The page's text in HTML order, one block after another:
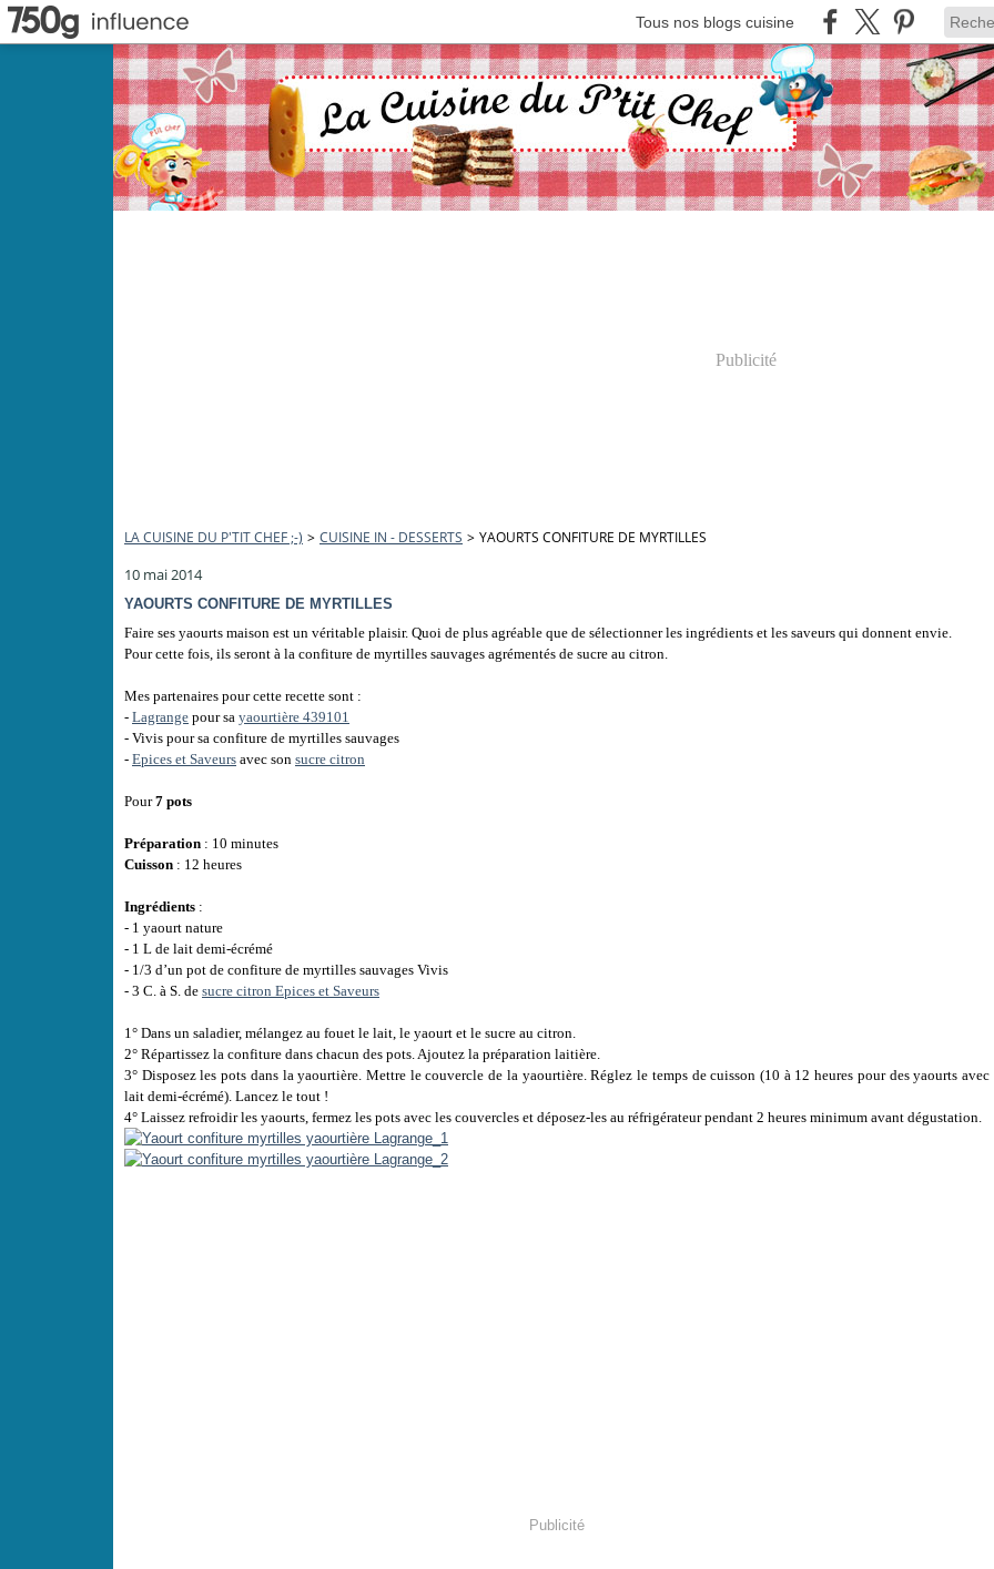
Tous nos blogs cuisine
Publicité
LA CUISINE DU P'TIT CHEF ;-) > CUISINE IN - DESSERTS > YAOURTS CONFITURE DE MYRTILLES
10 mai 2014
YAOURTS CONFITURE DE MYRTILLES
Faire ses yaourts maison est un véritable plaisir. Quoi de plus agréable que de sélectionner les ingrédients et les saveurs qui donnent envie.
Pour cette fois, ils seront à la confiture de myrtilles sauvages agrémentés de sucre au citron.
Mes partenaires pour cette recette sont :
- Lagrange pour sa yaourtière 439101
- Vivis pour sa confiture de myrtilles sauvages
- Epices et Saveurs avec son sucre citron
Pour7 pots
Préparation : 10 minutes
Cuisson : 12 heures
Ingrédients :
- 1 yaourt nature
- 1 L de lait demi-écrémé
- 1/3 d’un pot de confiture de myrtilles sauvages Vivis
- 3 C. à S. de sucre citron Epices et Saveurs
1° Dans un saladier, mélangez au fouet le lait, le yaourt et le sucre au citron.
2° Répartissez la confiture dans chacun des pots. Ajoutez la préparation laitière.
3° Disposez les pots dans la yaourtière. Mettre le couvercle de la yaourtière. Réglez le temps de cuisson (10 à 12 heures pour des yaourts avec
lait demi-écrémé). Lancez le tout !
4° Laissez refroidir les yaourts, fermez les pots avec les couvercles et déposez-les au réfrigérateur pendant 2 heures minimum avant dégustation.
Publicité